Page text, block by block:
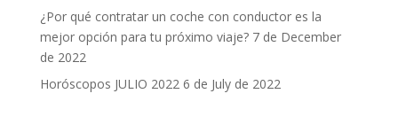
¿Por qué contratar un coche con conductor es la
mejor opción para tu próximo viaje? 7 de December
de 2022
Horóscopos JULIO 2022 6 de July de 2022